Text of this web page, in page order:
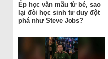
Ép học văn mẫu từ bé, sao
lại đòi học sinh tư duy đột
phá như Steve Jobs?